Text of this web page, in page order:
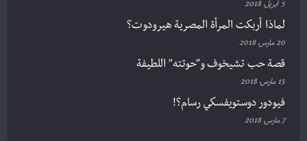
5 أبريل، 2018
لماذا أربكت المرأة المصرية هيرودوت؟
20 مارس، 2018
قصة حب تشيخوف و”حوتته” اللطيفة
15 مارس، 2018
فيودور دوستويفسكي رسام؟!
7 مارس، 2018